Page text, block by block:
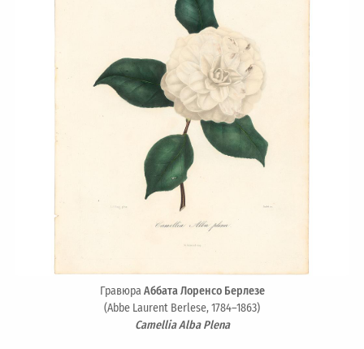
ГравюраАббата Лоренсо Берлезе
(Abbe Laurent Berlese, 1784–1863)
Camellia Alba Plena